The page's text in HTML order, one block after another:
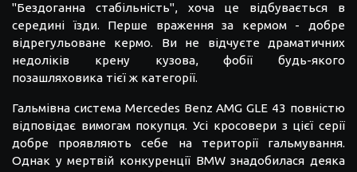
"Бездоганна стабільність", хоча це відбувається в
середині їзди. Перше враження за кермом - добре
відрегульоване кермо. Ви не відчуєте драматичних
недоліків крену кузова, фобії будь-якого
позашляховика тієї ж категорії.
Гальмівна система Mercedes Benz AMG GLE 43 повністю
відповідає вимогам покупця. Усі кросовери з цієї серії
добре проявляють себе на території гальмування.
Однак у мертвій конкуренції BMW знадобилася деяка